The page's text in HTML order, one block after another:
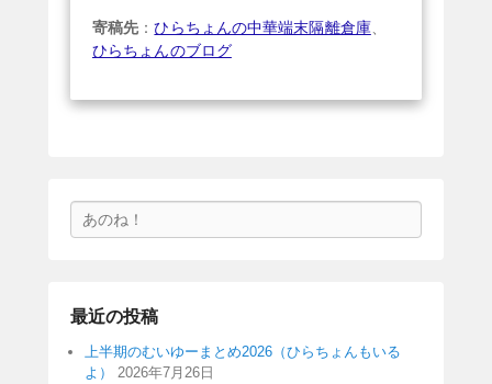
寄稿先 ：ひらちょんの中華端末隔離倉庫、
ひらちょんのブログ
索
最近の投稿
上半期のむいゆーまとめ2026（ひらちょんもいる
よ）
2026年7月26日